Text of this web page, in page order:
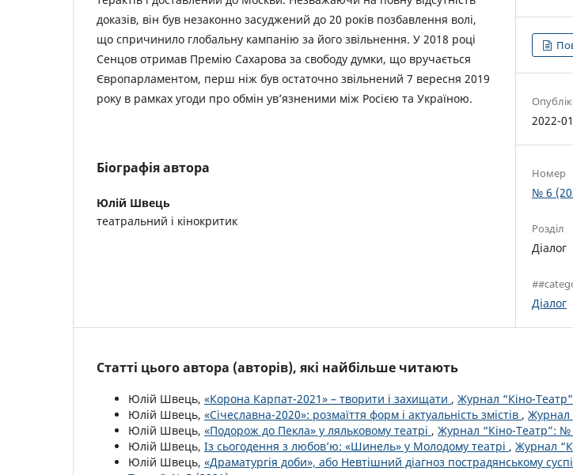
доказів, він був незаконно засуджений до 20 років позбавлення волі,
що спричинило глобальну кампанію за його звільнення. У 2018 році
Сенцов отримав Премію Сахарова за свободу думки, що вручається
Європарламентом, перш ніж був остаточно звільнений 7 вересня 2019
року в рамках угоди про обмін ув’язненими між Росією та Україною.
Біографія автора
Юлій Швець
театральний і кінокритик
2022-
Номер
№ 6
Розділ
Діалог
Діалог
Статті цього автора (авторів), які найбільше читають
Юлій Швець, «Корона Карпат-2021» – творити і захищати , Журнал “Кіно-
Юлій Швець, «Січеславна-2020»: розмаїття форм і актуальність змістів , Журнал
Юлій Швець, «Подорож до Пекла» у ляльковому театрі , Журнал “Кіно-Театр”: №
Юлій Швець, Із сьогодення з любов’ю: «Шинель» у Молодому театрі , Журнал
Юлій Швець, «Драматургія доби», або Невтішний діагноз пострадянському